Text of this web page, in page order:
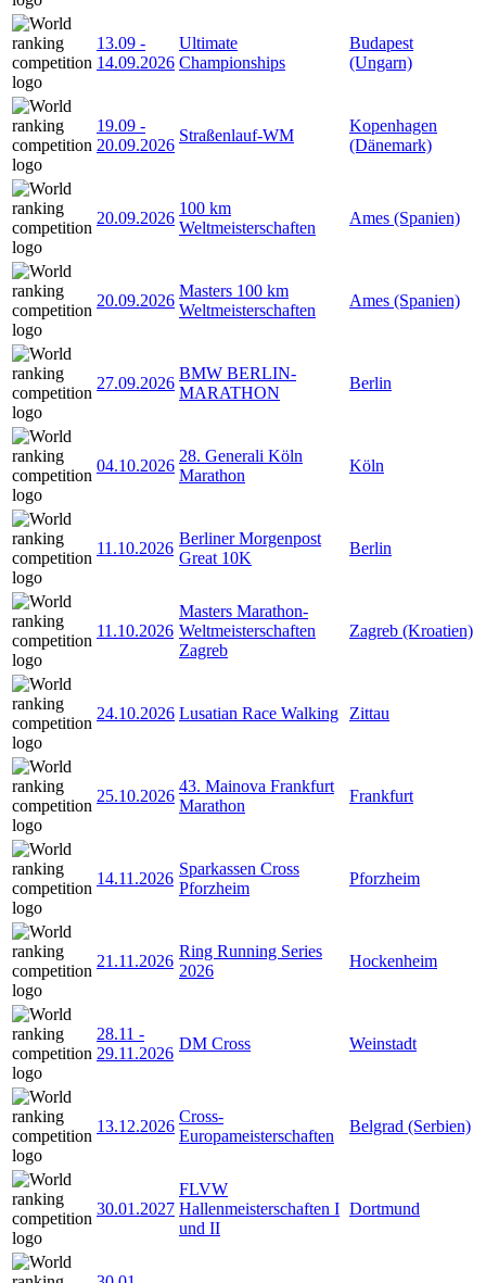
13.09 -
14.09.2026
Ultimate
Championships
Budapest
(Ungarn)
19.09 -
20.09.2026
Straßenlauf-WM
Kopenhagen
(Dänemark)
20.09.2026
100 km
Weltmeisterschaften
Ames (Spanien)
20.09.2026
Masters 100 km
Weltmeisterschaften
Ames (Spanien)
27.09.2026
BMW BERLIN-
MARATHON
Berlin
04.10.2026
28. Generali Köln
Marathon
Köln
11.10.2026
Berliner Morgenpost
Great 10K
Berlin
11.10.2026
Masters Marathon-
Weltmeisterschaften
Zagreb
Zagreb (Kroatien)
24.10.2026 Lusatian Race Walking Zittau
25.10.2026
43. Mainova Frankfurt
Marathon
Frankfurt
14.11.2026
Sparkassen Cross
Pforzheim
Pforzheim
21.11.2026
Ring Running Series
2026
Hockenheim
28.11 -
29.11.2026
DM Cross Weinstadt
13.12.2026
Cross-
Europameisterschaften
Belgrad (Serbien)
30.01.2027
FLVW
Hallenmeisterschaften I
und II
Dortmund